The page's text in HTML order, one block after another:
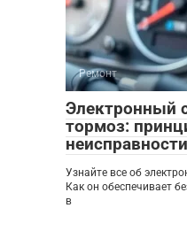
Ремонт
Электронный
тормоз:
Узнайте все об
Как он обеспечивает
в